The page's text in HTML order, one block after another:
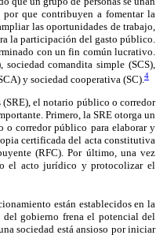
por que contribuyen a fomentar la
las oportunidades de trabajo,
la participación del gasto público.
con un fin común lucrativo.
comandita simple (SCS),
y sociedad cooperativa (SC).4
(SRE), el notario público o corredor
Primero, la SRE otorga un
o corredor público para elaborar y
certificada del acta constitutiva
(RFC). Por último, una vez
el acto jurídico y protocolizar el
están establecidos en la
gobierno frena el potencial del
sociedad está ansioso por iniciar